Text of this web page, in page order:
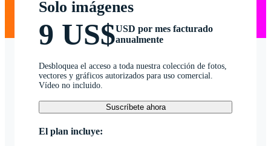
Solo imágenes
9 US$USD por mes facturado
anualmente
Desbloquea el acceso a toda nuestra colección de fotos,
vectores y gráficos autorizados para uso comercial.
Vídeo no incluido.
Suscríbete ahora
El plan incluye: